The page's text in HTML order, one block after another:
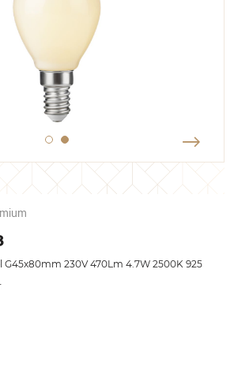
G45x80mm 230V 470Lm 4.7W 2500K 925